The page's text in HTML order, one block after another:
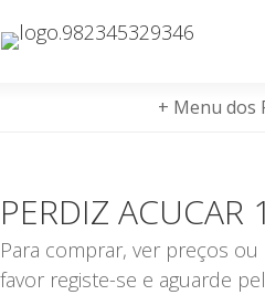
+ Menu dos
PERDIZ ACUCAR
Para comprar, ver preços
favor registe-se e aguarde